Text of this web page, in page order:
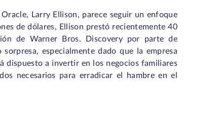
Larry Ellison, parece seguir un enfoque
de dólares, Ellison prestó recientemente 40
de Warner Bros. Discovery por parte de
especialmente dado que la empresa
dispuesto a invertir en los negocios familiares
necesarios para erradicar el hambre en el